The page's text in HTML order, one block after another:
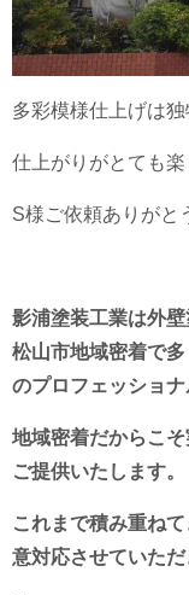
多彩模様仕上げは
仕上がりがとても楽
S様ご依頼ありがと
影浦塗装工業は外壁
松山市地域密着で
のプロフェッショナ
地域密着だからこ
ご提供いたします。
これまで積み重ね
意対応させていただ